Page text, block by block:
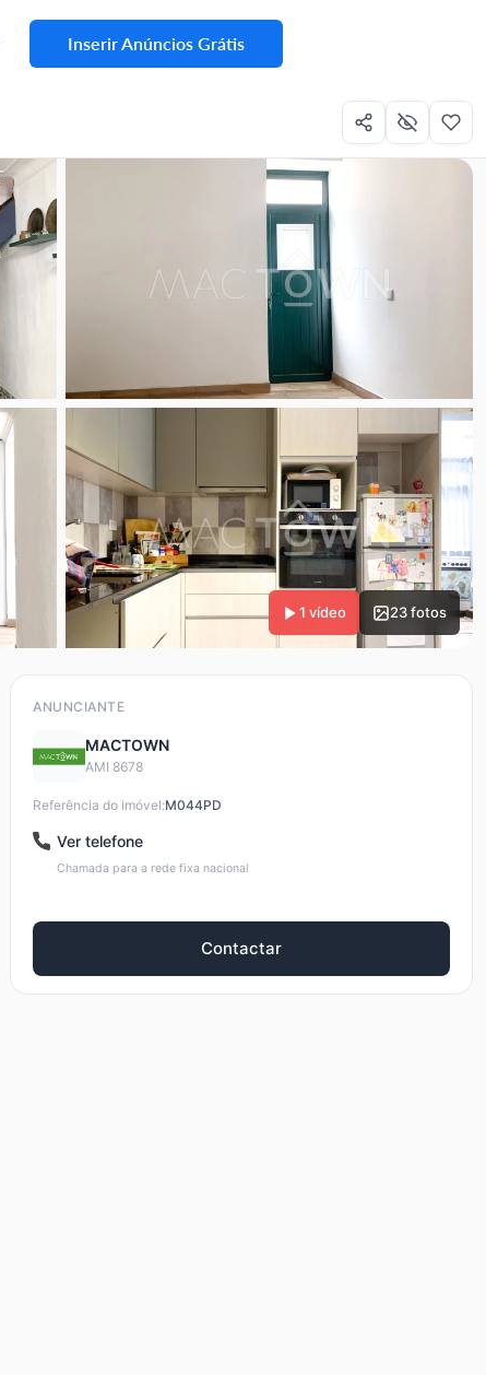
Inserir Anúncios Grátis
1 vídeo 23 fotos
ANUNCIANTE
MACTOWN
AMI 8678
Referência do imóvel:M044PD
Ver telefone
Chamada para a rede fixa nacional
Contactar